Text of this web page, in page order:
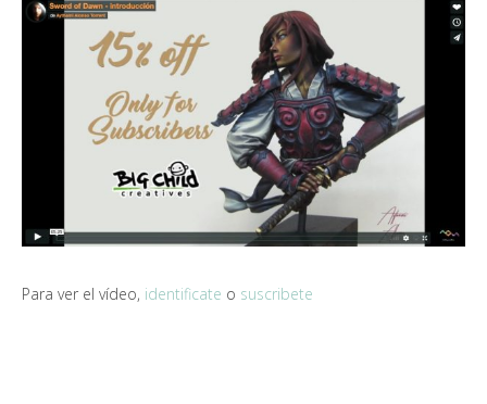
Para ver el vídeo, identificate o suscribete